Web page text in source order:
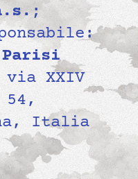
;
Parisi
XXIV
54,
Italia